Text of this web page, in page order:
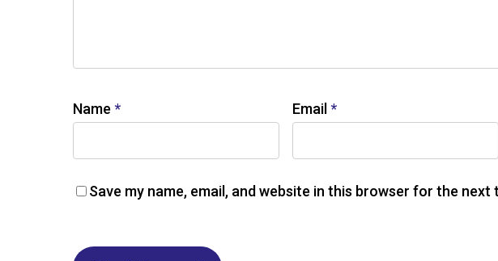
Name * Email*
Save my name, email, and website in this browser for the next